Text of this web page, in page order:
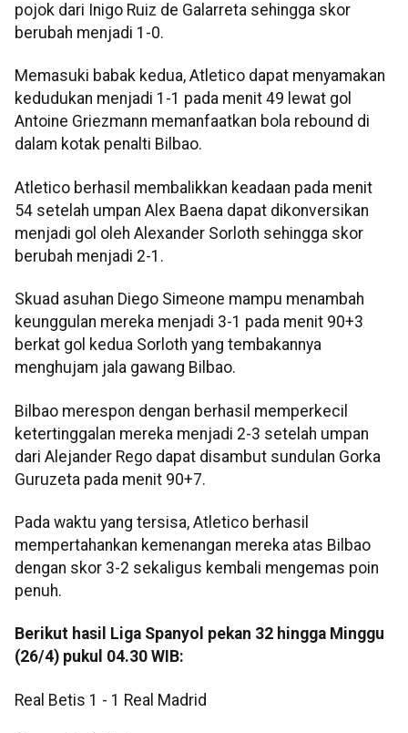
pojok dari Inigo Ruiz de Galarreta sehingga skor
berubah menjadi 1-0.
Memasuki babak kedua, Atletico dapat menyamakan
kedudukan menjadi 1-1 pada menit 49 lewat gol
Antoine Griezmann memanfaatkan bola rebound di
dalam kotak penalti Bilbao.
Atletico berhasil membalikkan keadaan pada menit
54 setelah umpan Alex Baena dapat dikonversikan
menjadi gol oleh Alexander Sorloth sehingga skor
berubah menjadi 2-1.
Skuad asuhan Diego Simeone mampu menambah
keunggulan mereka menjadi 3-1 pada menit 90+3
berkat gol kedua Sorloth yang tembakannya
menghujam jala gawang Bilbao.
Bilbao merespon dengan berhasil memperkecil
ketertinggalan mereka menjadi 2-3 setelah umpan
dari Alejander Rego dapat disambut sundulan Gorka
Guruzeta pada menit 90+7.
Pada waktu yang tersisa, Atletico berhasil
mempertahankan kemenangan mereka atas Bilbao
dengan skor 3-2 sekaligus kembali mengemas poin
penuh.
Berikut hasil Liga Spanyol pekan 32 hingga Minggu
(26/4) pukul 04.30 WIB:
Real Betis 1 - 1 Real Madrid